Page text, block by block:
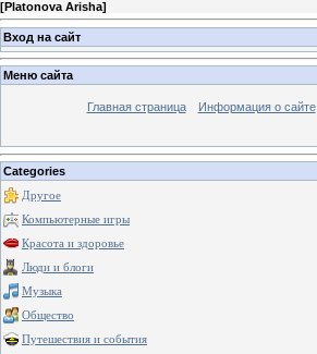
[Platonova Arisha]
Вход на сайт
Меню сайта
Главная страница Информация о сайте
Categories
Другое
Компьютерные игры
Красота и здоровье
Люди и блоги
Музыка
Общество
Путешествия и события